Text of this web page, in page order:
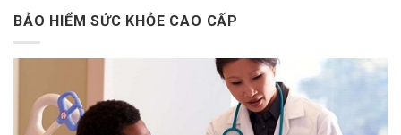
BẢO HIỂM SỨC KHỎE CAO CẤP